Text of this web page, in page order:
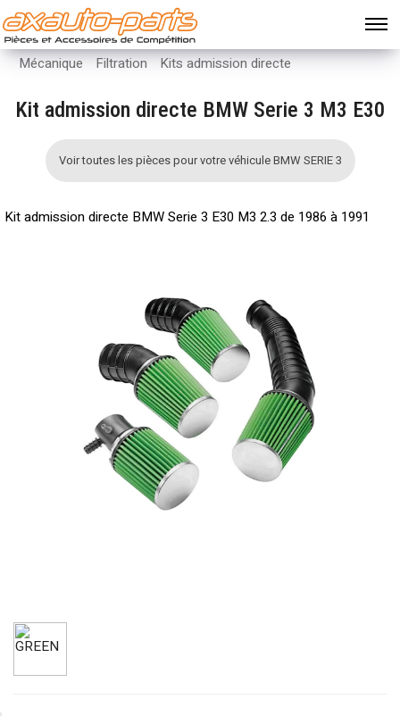
Mécanique Filtration Kits admission directe
Kit admission directe BMW Serie 3 M3 E30
Voir toutes les pièces pour votre véhicule BMW SERIE 3
Kit admission directe BMW Serie 3 E30 M3 2.3 de 1986 à 1991